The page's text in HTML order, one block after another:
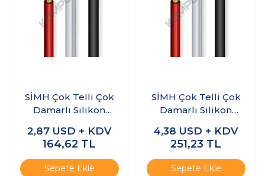
SİMH Çok Telli Çok
Damarlı Silikon
Metre
2,87 USD + KDV
164,62 TL
Sepete Ekle
SİMH Çok Telli Çok
Damarlı Silikon
Metre
4,38 USD + KDV
251,23 TL
Sepete Ekle